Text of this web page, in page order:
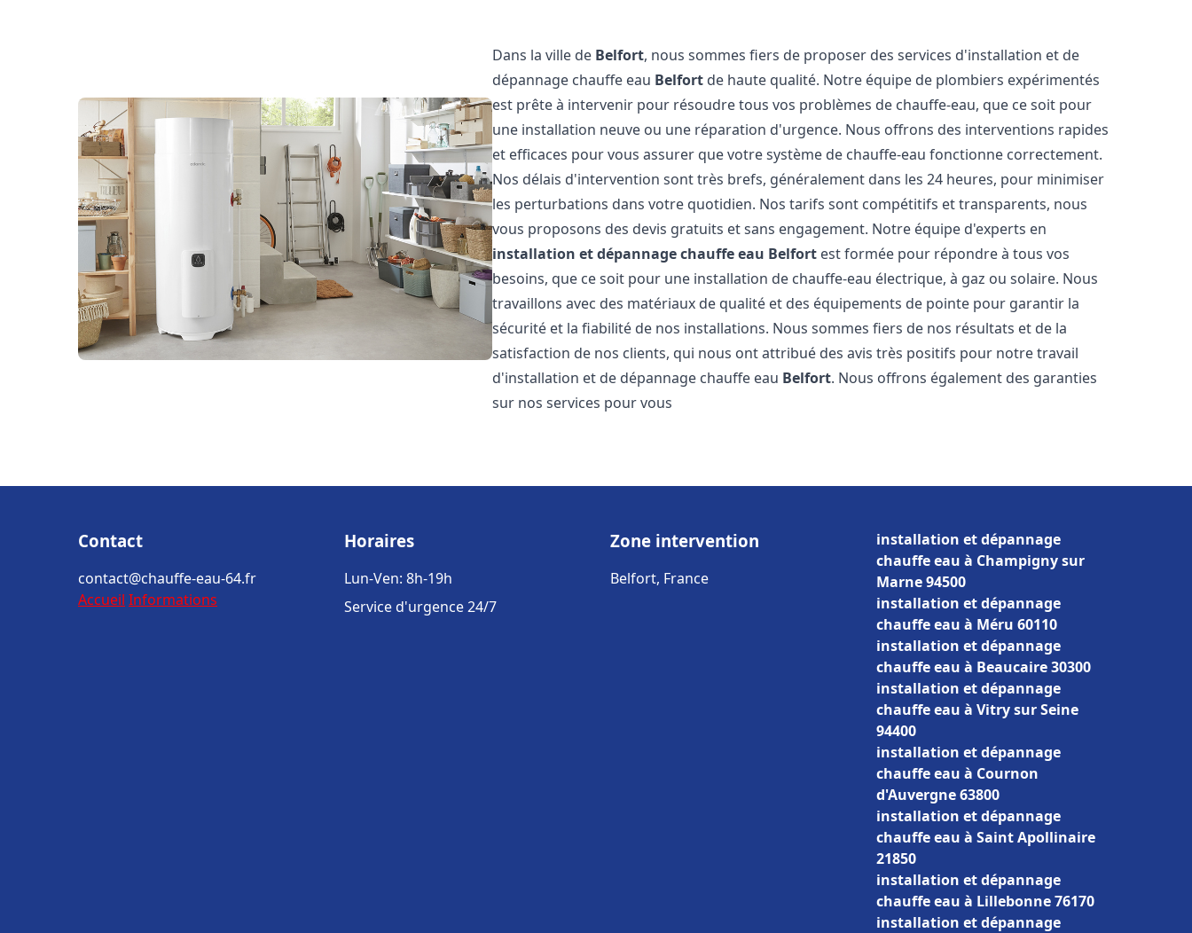
Dans la ville de Belfort, nous sommes fiers de proposer des services d'installation et de
dépannage chauffe eau Belfort de haute qualité. Notre équipe de plombiers expérimentés
est prête à intervenir pour résoudre tous vos problèmes de chauffe-eau, que ce soit pour
une installation neuve ou une réparation d'urgence. Nous offrons des interventions rapides
et efficaces pour vous assurer que votre système de chauffe-eau fonctionne correctement.
Nos délais d'intervention sont très brefs, généralement dans les 24 heures, pour minimiser
les perturbations dans votre quotidien. Nos tarifs sont compétitifs et transparents, nous
vous proposons des devis gratuits et sans engagement. Notre équipe d'experts en
installation et dépannage chauffe eau Belfort est formée pour répondre à tous vos
besoins, que ce soit pour une installation de chauffe-eau électrique, à gaz ou solaire. Nous
travaillons avec des matériaux de qualité et des équipements de pointe pour garantir la
sécurité et la fiabilité de nos installations. Nous sommes fiers de nos résultats et de la
satisfaction de nos clients, qui nous ont attribué des avis très positifs pour notre travail
d'installation et de dépannage chauffe eau Belfort. Nous offrons également des garanties
sur nos services pour vous
Contact
contact@chauffe-eau-64.fr
Accueil Informations
Horaires
Lun-Ven: 8h-19h
Service d'urgence 24/7
Zone intervention
Belfort, France
installation et dépannage
chauffe eau à Champigny sur
Marne 94500
installation et dépannage
chauffe eau à Méru 60110
installation et dépannage
chauffe eau à Beaucaire 30300
installation et dépannage
chauffe eau à Vitry sur Seine
94400
installation et dépannage
chauffe eau à Cournon
d'Auvergne 63800
installation et dépannage
chauffe eau à Saint Apollinaire
21850
installation et dépannage
chauffe eau à Lillebonne 76170
installation et dépannage